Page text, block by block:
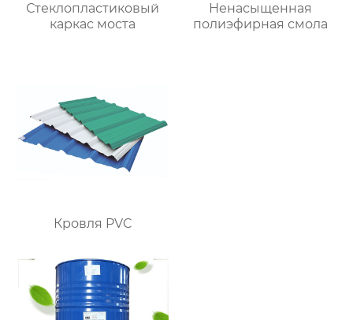
Стеклопластиковый
каркас моста
Ненасыщенная
полиэфирная смола
Кровля PVC